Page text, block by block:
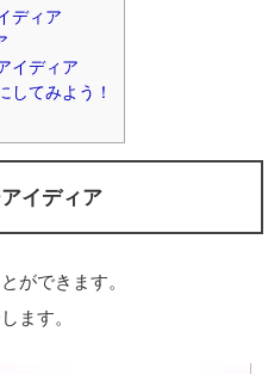
ディア
イディア
してみよう！
イディア
ができます。
ます。